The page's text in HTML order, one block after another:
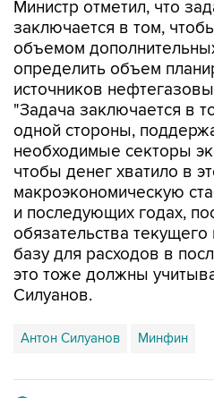
объемом
определить объем
источников
"Задача заключается в
одной стороны,
необходимые секторы
чтобы денег хватило в
макроэкономическую
и последующих годах,
обязательства
базу для расходов в
это тоже должны
Силуанов.
Антон Силуанов